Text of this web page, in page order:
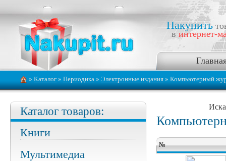
Накупить
в интернет-
» Каталог » Периодика » Электронные издания » Компьютерный
Каталог товаров:
Книги
Мультимедиа
№